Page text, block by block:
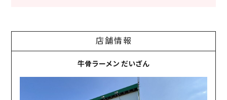
店舗情報
牛骨ラーメン だいざん